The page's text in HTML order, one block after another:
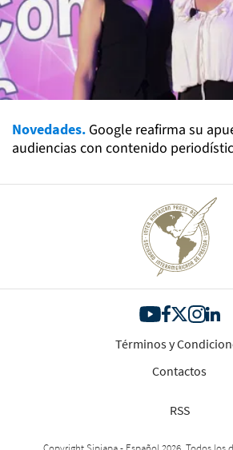
Novedades. Google reafirma su
audiencias con contenido
Términos y
Contactos
RSS